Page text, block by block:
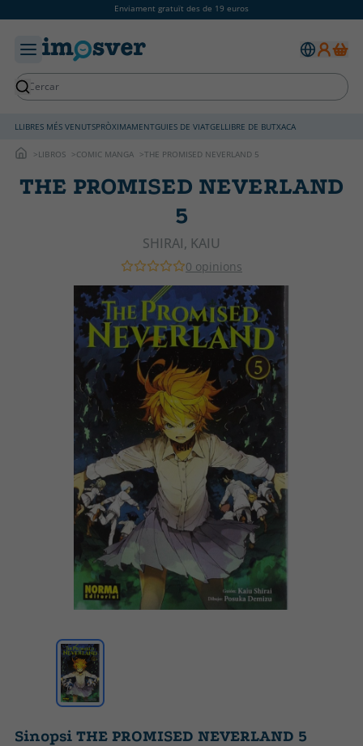
Enviament gratuït des de 19 euros
LLIBRES MÉS VENUTSPRÒXIMAMENTGUIES DE VIATGELLIBRE DE BUTXACA
LIBROS COMIC MANGA THE PROMISED NEVERLAND 5
THE PROMISED NEVERLAND
5
SHIRAI, KAIU
0 opinions
Sinopsi THE PROMISED NEVERLAND 5